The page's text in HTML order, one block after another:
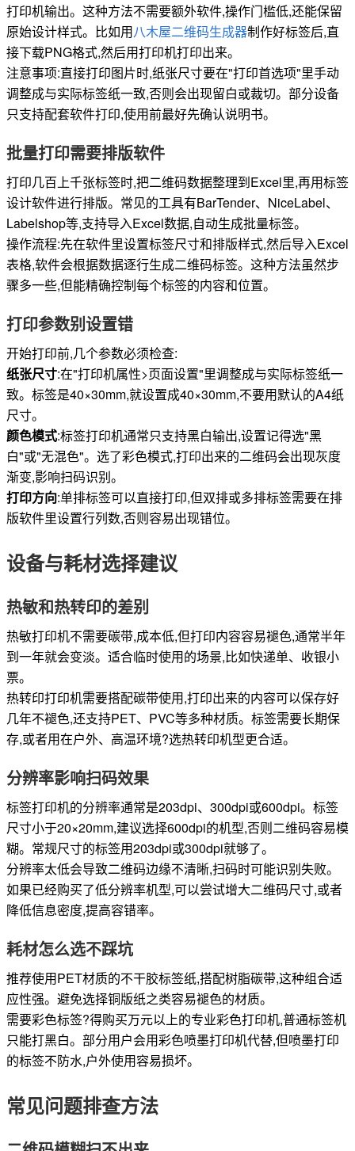
打印机输出。这种方法不需要额外软件,操作门槛低,还能保留
原始设计样式。比如用八木屋二维码生成器制作好标签后,直
接下载PNG格式,然后用打印机打印出来。
注意事项:直接打印图片时,纸张尺寸要在"打印首选项"里手动
调整成与实际标签纸一致,否则会出现留白或裁切。部分设备
只支持配套软件打印,使用前最好先确认说明书。
批量打印需要排版软件
打印几百上千张标签时,把二维码数据整理到Excel里,再用标签
设计软件进行排版。常见的工具有BarTender、NiceLabel、
Labelshop等,支持导入Excel数据,自动生成批量标签。
操作流程:先在软件里设置标签尺寸和排版样式,然后导入Excel
表格,软件会根据数据逐行生成二维码标签。这种方法虽然步
骤多一些,但能精确控制每个标签的内容和位置。
打印参数别设置错
开始打印前,几个参数必须检查:
纸张尺寸:在"打印机属性>页面设置"里调整成与实际标签纸一
致。标签是40×30mm,就设置成40×30mm,不要用默认的A4纸
尺寸。
颜色模式:标签打印机通常只支持黑白输出,设置记得选"黑
白"或"无混色"。选了彩色模式,打印出来的二维码会出现灰度
渐变,影响扫码识别。
打印方向:单排标签可以直接打印,但双排或多排标签需要在排
版软件里设置行列数,否则容易出现错位。
设备与耗材选择建议
热敏和热转印的差别
热敏打印机不需要碳带,成本低,但打印内容容易褪色,通常半年
到一年就会变淡。适合临时使用的场景,比如快递单、收银小
票。
热转印打印机需要搭配碳带使用,打印出来的内容可以保存好
几年不褪色,还支持PET、PVC等多种材质。标签需要长期保
存,或者用在户外、高温环境?选热转印机型更合适。
分辨率影响扫码效果
标签打印机的分辨率通常是203dpi、300dpi或600dpi。标签
尺寸小于20×20mm,建议选择600dpi的机型,否则二维码容易模
糊。常规尺寸的标签用203dpi或300dpi就够了。
分辨率太低会导致二维码边缘不清晰,扫码时可能识别失败。
如果已经购买了低分辨率机型,可以尝试增大二维码尺寸,或者
降低信息密度,提高容错率。
耗材怎么选不踩坑
推荐使用PET材质的不干胶标签纸,搭配树脂碳带,这种组合适
应性强。避免选择铜版纸之类容易褪色的材质。
需要彩色标签?得购买万元以上的专业彩色打印机,普通标签机
只能打黑白。部分用户会用彩色喷墨打印机代替,但喷墨打印
的标签不防水,户外使用容易损坏。
常见问题排查方法